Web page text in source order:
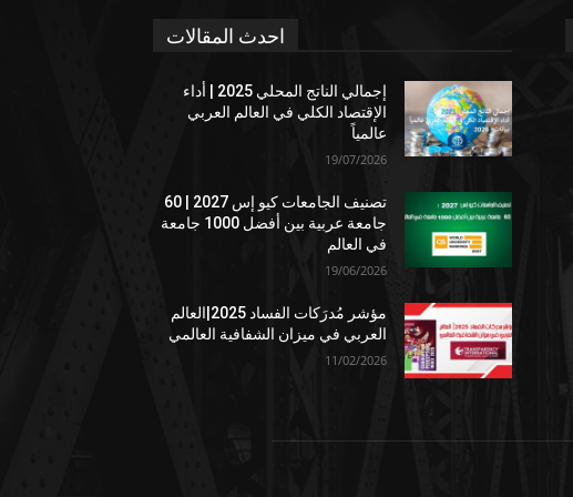
احدث المقالات
إجمالي الناتج المحلي 2025 | أداء
الإقتصاد الكلي في العالم العربي
عالمياً
19/07/2026
تصنيف الجامعات كيو إس 2027 | 60
جامعة عربية بين أفضل 1000 جامعة
في العالم
19/06/2026
مؤشر مُدرَكات الفساد 2025|العالم
العربي في ميزان الشفافية العالمي
11/02/2026